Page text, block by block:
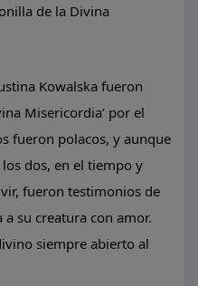
de la Divina
Kowalska fueron
Misericordia’ por el
fueron polacos, y aunque
dos, en el tiempo y
fueron testimonios de
su creatura con amor.
siempre abierto al